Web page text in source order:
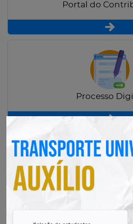
Portal do
Processo
Radar